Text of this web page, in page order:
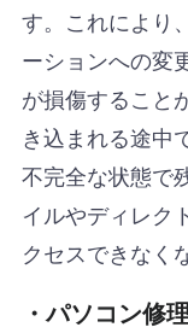
す。これにより
ーションへの変
が損傷すること
き込まれる途中
不完全な状態で
イルやディレク
クセスできなく
・パソコン修